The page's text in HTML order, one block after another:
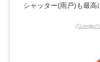
シャッター(雨戸)も最高
りも簡潔明瞭で毎回ス
(Google